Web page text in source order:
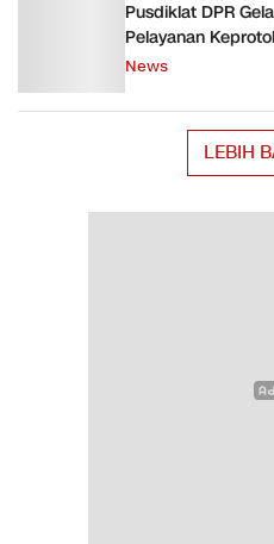
Pusdiklat DPR
Pelayanan
News
LEBIH